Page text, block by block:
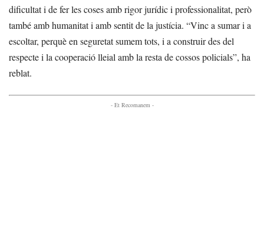
dificultat i de fer les coses amb rigor jurídic i professionalitat, però
també amb humanitat i amb sentit de la justícia. “Vinc a sumar i a
escoltar, perquè en seguretat sumem tots, i a construir des del
respecte i la cooperació lleial amb la resta de cossos policials”, ha
reblat.
- Et Recomanem -